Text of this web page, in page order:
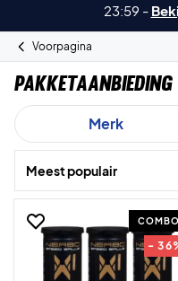
23:59 -
Voorpagina
Pakketaanbieding
Merk
Meest populair
COMBO
-